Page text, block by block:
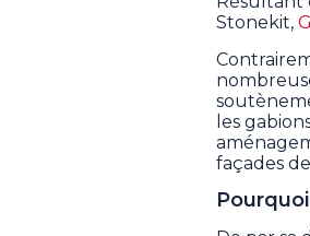
Stonekit,
les
façades